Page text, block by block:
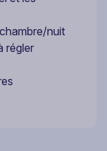
nuit
régler